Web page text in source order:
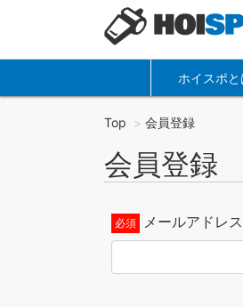
ホイスポと
Top 会員登録
会員登録
メールアドレス